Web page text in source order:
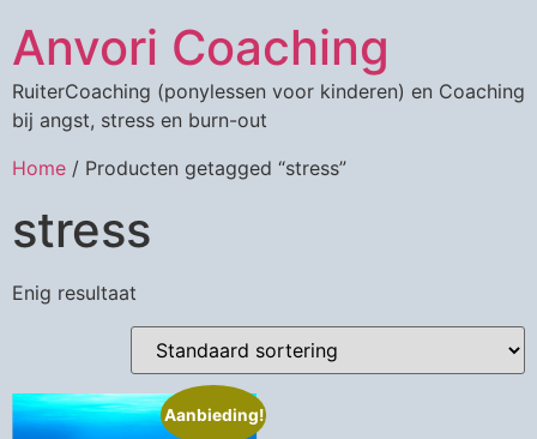
Anvori Coaching
RuiterCoaching (ponylessen voor kinderen) en Coaching
bij angst, stress en burn-out
Home / Producten getagged “stress”
stress
Enig resultaat
Aanbieding!